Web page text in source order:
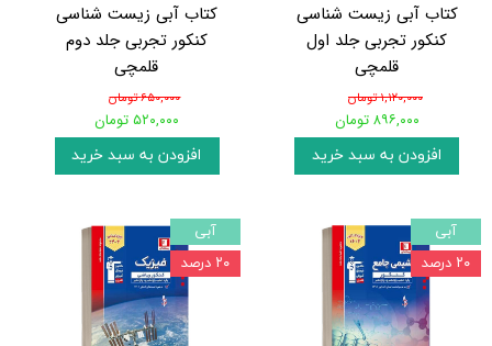
کتاب آبی زیست شناسی
کنکور تجربی جلد اول
قلمچی
۱,۱۲۰,۰۰۰ تومان
۸۹۶,۰۰۰ تومان
افزودن به سبد خرید
کتاب آبی زیست شناسی
کنکور تجربی جلد دوم
قلمچی
۶۵۰,۰۰۰ تومان
۵۲۰,۰۰۰ تومان
افزودن به سبد خرید
آبی
۲۰ درصد
آبی
۲۰ درصد